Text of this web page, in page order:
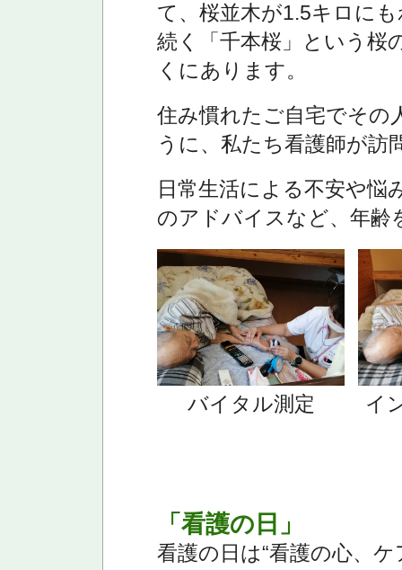
て、桜並木が1.5キロに
続く「千本桜」という桜
くにあります。
住み慣れたご自宅でその
うに、私たち看護師が訪
日常生活による不安や悩
のアドバイスなど、年齢
バイタル測定 イ
「看護の日」
看護の日は“看護の心、